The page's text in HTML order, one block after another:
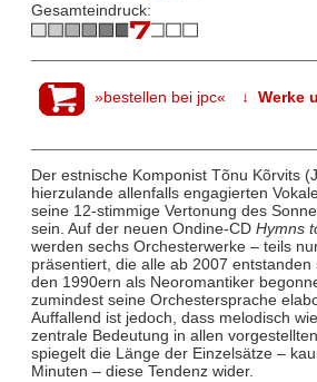
Gesamteindruck:
»bestellen bei jpc« ↓ Werke
Der estnische Komponist Tõnu Kõrvits
hierzulande allenfalls engagierten
seine 12-stimmige Vertonung des
sein. Auf der neuen Ondine-CD Hymns
werden sechs Orchesterwerke – teils
präsentiert, die alle ab 2007 entstanden
den 1990ern als Neoromantiker
zumindest seine Orchestersprache
Auffallend ist jedoch, dass melodisch
zentrale Bedeutung in allen
spiegelt die Länge der Einzelsätze –
Minuten – diese Tendenz wider.